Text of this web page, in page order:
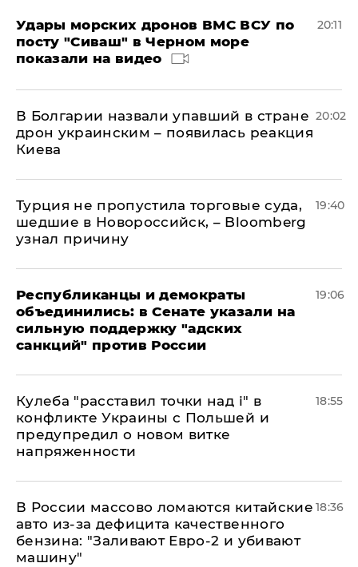
Удары морских дронов ВМС ВСУ по
посту "Сиваш" в Черном море
показали на видео
20:11
В Болгарии назвали упавший в стране
дрон украинским – появилась реакция
Киева
20:02
Турция не пропустила торговые суда,
шедшие в Новороссийск, – Bloomberg
узнал причину
19:40
Республиканцы и демократы
объединились: в Сенате указали на
сильную поддержку "адских
санкций" против России
19:06
Кулеба "расставил точки над і" в
конфликте Украины с Польшей и
предупредил о новом витке
напряженности
18:55
В России массово ломаются китайские
авто из-за дефицита качественного
бензина: "Заливают Евро-2 и убивают
машину"
18:36